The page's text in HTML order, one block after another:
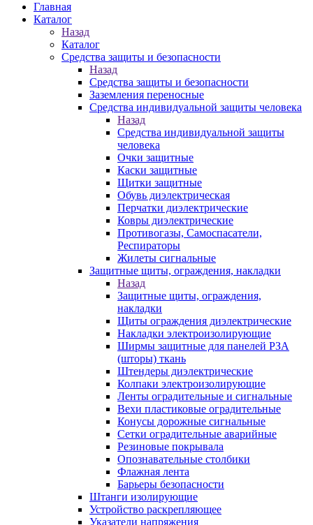
Главная
Каталог
Назад
Каталог
Средства защиты и безопасности
Назад
Средства защиты и безопасности
Заземления переносные
Средства индивидуальной защиты человека
Назад
Средства индивидуальной защиты
человека
Очки защитные
Каски защитные
Щитки защитные
Обувь диэлектрическая
Перчатки диэлектрические
Ковры диэлектрические
Противогазы, Самоспасатели,
Респираторы
Жилеты сигнальные
Защитные щиты, ограждения, накладки
Назад
Защитные щиты, ограждения,
накладки
Щиты ограждения диэлектрические
Накладки электроизолирующие
Ширмы защитные для панелей РЗА
(шторы) ткань
Штендеры диэлектрические
Колпаки электроизолирующие
Ленты оградительные и сигнальные
Вехи пластиковые оградительные
Конусы дорожные сигнальные
Сетки оградительные аварийные
Резиновые покрывала
Опознавательные столбики
Флажная лента
Барьеры безопасности
Штанги изолирующие
Устройство раскрепляющее
Указатели напряжения